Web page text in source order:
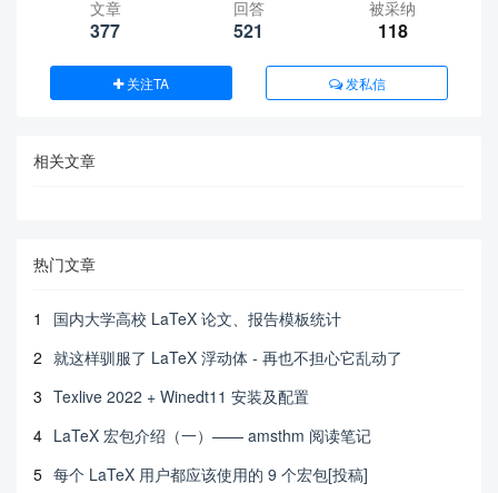
文章
377
回答
521
被采纳
118
关注TA 发私信
相关文章
热门文章
1
国内大学高校 LaTeX 论文、报告模板统计
2 就这样驯服了 LaTeX 浮动体 - 再也不担心它乱动了
3 Texlive 2022 + Winedt11 安装及配置
4 LaTeX 宏包介绍（一）—— amsthm 阅读笔记
5 每个 LaTeX 用户都应该使用的 9 个宏包[投稿]